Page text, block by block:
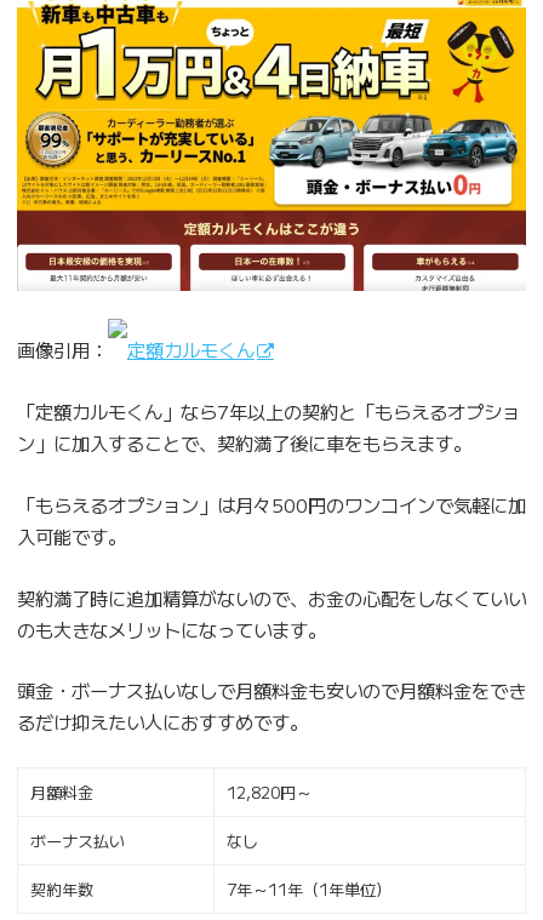
画像引用： 定額カルモくん
「定額カルモくん」なら7年以上の契約と「もらえるオプショ
ン」に加入することで、契約満了後に車をもらえます。
「もらえるオプション」は月々500円のワンコインで気軽に加
入可能です。
契約満了時に追加精算がないので、お金の心配をしなくていい
のも大きなメリットになっています。
頭金・ボーナス払いなしで月額料金も安いので月額料金をでき
るだけ抑えたい人におすすめです。
月額料金 12,820円～
ボーナス払い なし
契約年数 7年～11年（1年単位）